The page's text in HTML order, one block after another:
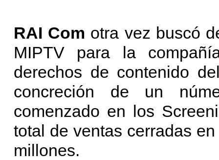
RAI Com otra vez buscó
MIPTV para la
derechos de contenido
concreción de un
comenzado en los
total de ventas cerradas
millones.